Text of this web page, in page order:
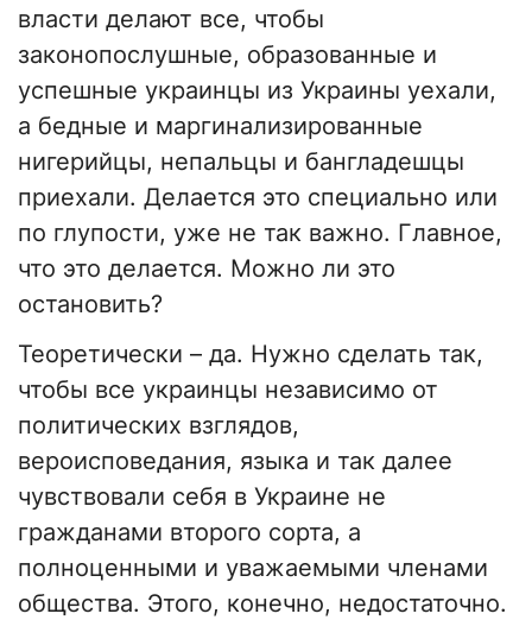
власти делают все, чтобы
законопослушные, образованные и
успешные украинцы из Украины уехали,
а бедные и маргинализированные
нигерийцы, непальцы и бангладешцы
приехали. Делается это специально или
по глупости, уже не так важно. Главное,
что это делается. Можно ли это
остановить?
Теоретически – да. Нужно сделать так,
чтобы все украинцы независимо от
политических взглядов,
вероисповедания, языка и так далее
чувствовали себя в Украине не
гражданами второго сорта, а
полноценными и уважаемыми членами
общества. Этого, конечно, недостаточно.